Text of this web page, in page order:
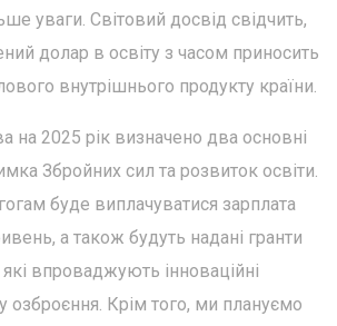
уваги. Світовий досвід свідчить,
долар в освіту з часом приносить
внутрішнього продукту країни.
на 2025 рік визначено два основні
Збройних сил та розвиток освіти.
буде виплачуватися зарплата
а також будуть надані гранти
впроваджують інноваційні
озброєння. Крім того, ми плануємо